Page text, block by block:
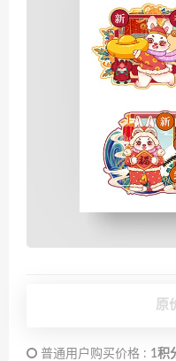
原
普通用户购买价格 : 1积